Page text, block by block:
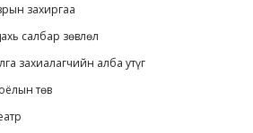
захиргаа
салбар зөвлөл
захиалагчийн алба утүг
төв